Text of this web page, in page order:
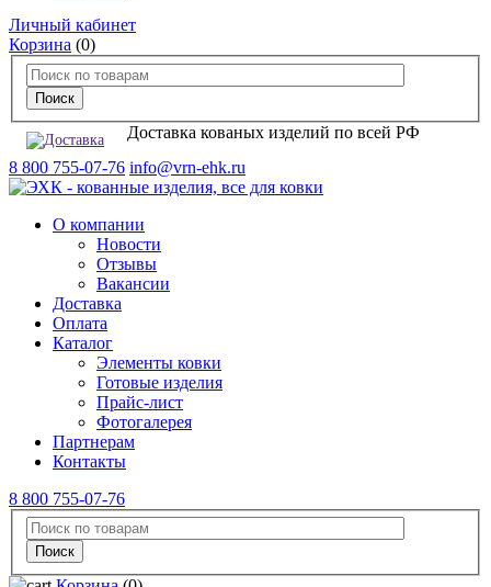
Личный кабинет
Корзина (0)
Доставка кованых изделий по всей РФ
8 800 755-07-76 info@vrn-ehk.ru
О компании
Новости
Отзывы
Вакансии
Доставка
Оплата
Каталог
Элементы ковки
Готовые изделия
Прайс-лист
Фотогалерея
Партнерам
Контакты
8 800 755-07-76